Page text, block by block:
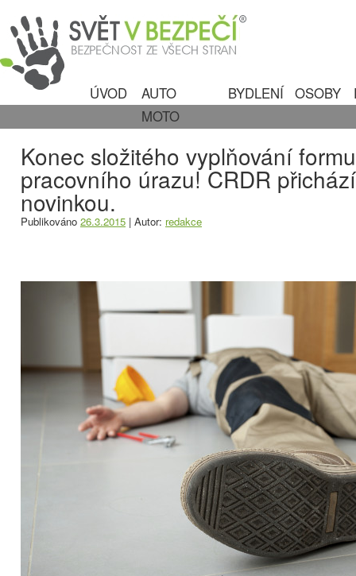
ÚVOD
AUTO
MOTO
BYDLENÍ OSOBY
Konec složitého vyplňování
pracovního úrazu! CRDR
novinkou.
Publikováno 26.3.2015 | Autor: redakce